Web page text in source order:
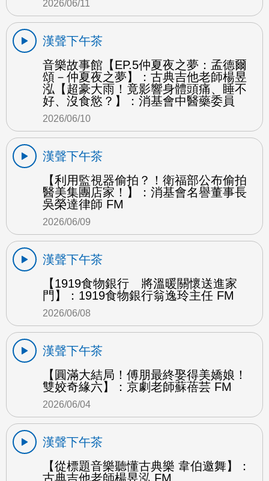
2026/06/11
漢聲下午茶
音樂故事館【EP.5仲夏夜之夢：孟德爾
頌－仲夏夜之夢】：古典吉他老師楊昱
泓【超豪大雨！竟影響身體頭痛、睡不
好、沒食慾？】：消基會中醫藥委員
2026/06/10
漢聲下午茶
【利用監視器偷拍？！衛福部公布偷拍
醫美集團店家！】：消基會名譽董事長
吳榮達律師 FM
2026/06/09
漢聲下午茶
【1919食物銀行 將溫暖關懷送進家
門】：1919食物銀行翁逸玲主任 FM
2026/06/08
漢聲下午茶
【圓滿大結局！傅朋最終娶得美嬌娘！
雙姣奇緣六】：京劇老師蘇蓓芸 FM
2026/06/04
漢聲下午茶
【從標題音樂聽懂古典樂 韋伯邀舞】：
古典吉他老師楊昱泓 FM